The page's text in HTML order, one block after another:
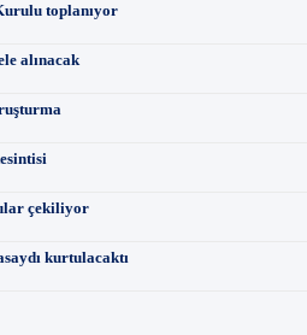
toplanıyor
alınacak
çekiliyor
kurtulacaktı